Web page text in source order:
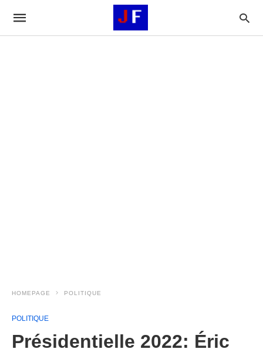
HOMEPAGE POLITIQUE
POLITIQUE
Présidentielle 2022: Éric